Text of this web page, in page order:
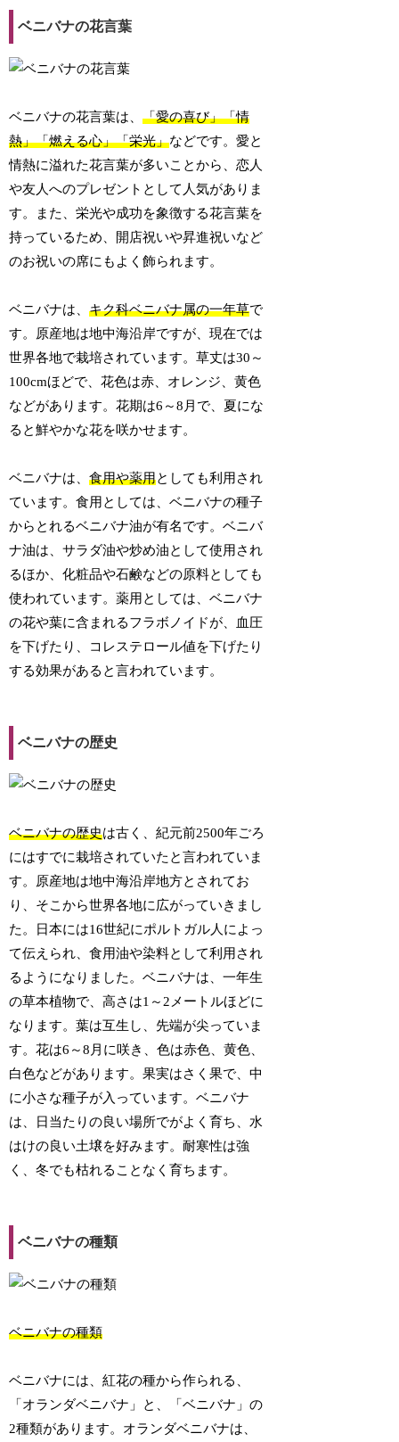
ベニバナの花言葉
ベニバナの花言葉は、「愛の喜び」「情
熱」「燃える心」「栄光」などです。愛と
情熱に溢れた花言葉が多いことから、恋人
や友人へのプレゼントとして人気がありま
す。また、栄光や成功を象徴する花言葉を
持っているため、開店祝いや昇進祝いなど
のお祝いの席にもよく飾られます。
ベニバナは、キク科ベニバナ属の一年草で
す。原産地は地中海沿岸ですが、現在では
世界各地で栽培されています。草丈は30～
100cmほどで、花色は赤、オレンジ、黄色
などがあります。花期は6～8月で、夏にな
ると鮮やかな花を咲かせます。
ベニバナは、食用や薬用としても利用され
ています。食用としては、ベニバナの種子
からとれるベニバナ油が有名です。ベニバ
ナ油は、サラダ油や炒め油として使用され
るほか、化粧品や石鹸などの原料としても
使われています。薬用としては、ベニバナ
の花や葉に含まれるフラボノイドが、血圧
を下げたり、コレステロール値を下げたり
する効果があると言われています。
ベニバナの歴史
ベニバナの歴史は古く、紀元前2500年ごろ
にはすでに栽培されていたと言われていま
す。原産地は地中海沿岸地方とされてお
り、そこから世界各地に広がっていきまし
た。日本には16世紀にポルトガル人によっ
て伝えられ、食用油や染料として利用され
るようになりました。ベニバナは、一年生
の草本植物で、高さは1～2メートルほどに
なります。葉は互生し、先端が尖っていま
す。花は6～8月に咲き、色は赤色、黄色、
白色などがあります。果実はさく果で、中
に小さな種子が入っています。ベニバナ
は、日当たりの良い場所でがよく育ち、水
はけの良い土壌を好みます。耐寒性は強
く、冬でも枯れることなく育ちます。
ベニバナの種類
ベニバナの種類
ベニバナには、紅花の種から作られる、
「オランダベニバナ」と、「ベニバナ」の
2種類があります。オランダベニバナは、